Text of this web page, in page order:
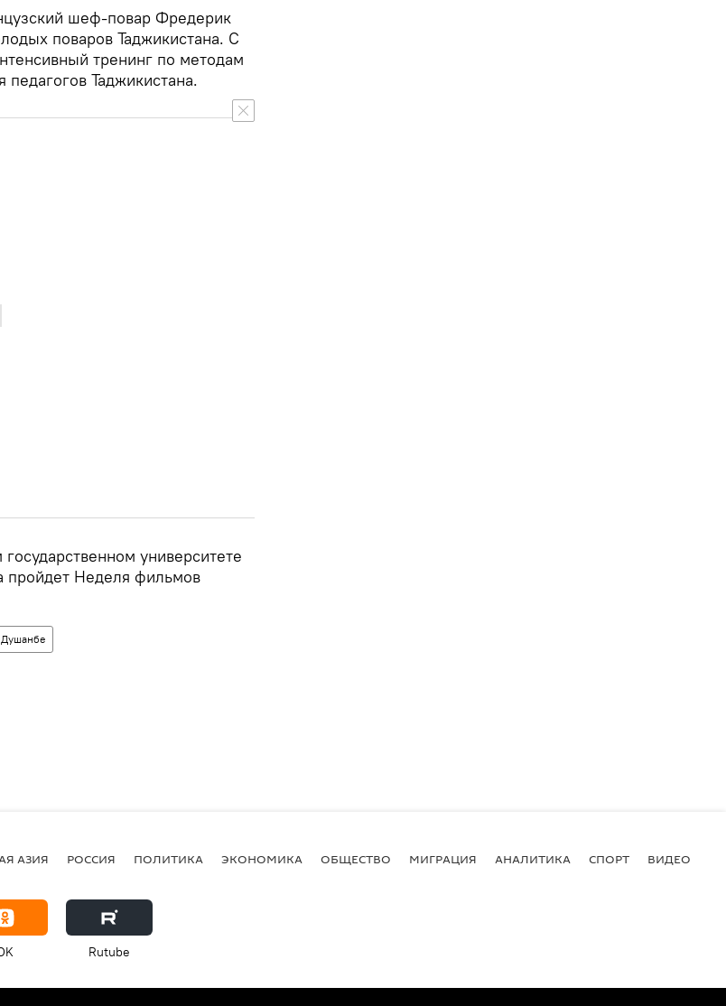
шеф-повар Фредерик
поваров Таджикистана. С
тренинг по методам
Таджикистана.
университете
пройдет Неделя фильмов
АЗИЯ РОССИЯ ПОЛИТИКА ЭКОНОМИКА ОБЩЕСТВО МИГРАЦИЯ АНАЛИТИКА СПОРТ ВИДЕО
Rutube